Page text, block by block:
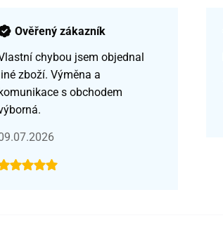
Ověřený zákazník
chybou jsem objednal
zboží. Výměna a
s obchodem